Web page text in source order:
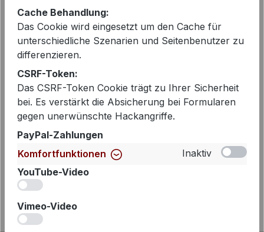
Beschreibung
superbequemer und weicher
Baumwoll-Stretch Qualität in
Rippenstruktur in weiss. Das Shi…
Cache Behandlung:
Das Cookie wird eingesetzt um den Cache für
unterschiedliche Szenarien und Seitenbenutzer zu
differenzieren.
CSRF-Token:
Das CSRF-Token Cookie trägt zu Ihrer Sicherheit
bei. Es verstärkt die Absicherung bei Formularen
gegen unerwünschte Hackangriffe.
PayPal-Zahlungen
Komfortfunktionen
Inaktiv
YouTube-Video
Vimeo-Video